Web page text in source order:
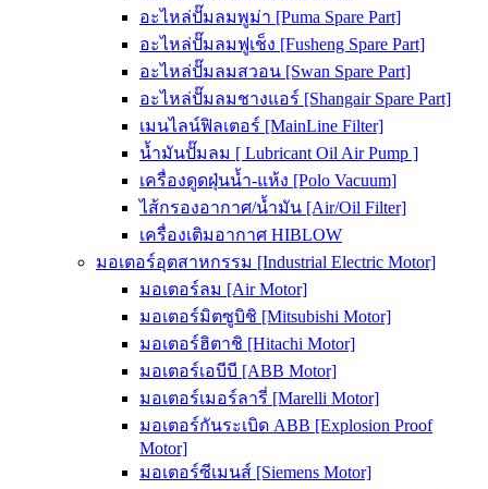
อะไหล่ปั๊มลมพูม่า [Puma Spare Part]
อะไหล่ปั๊มลมฟูเช็ง [Fusheng Spare Part]
อะไหล่ปั๊มลมสวอน [Swan Spare Part]
อะไหล่ปั๊มลมชางแอร์ [Shangair Spare Part]
เมนไลน์ฟิลเตอร์ [MainLine Filter]
น้ำมันปั๊มลม [ Lubricant Oil Air Pump ]
เครื่องดูดฝุ่นน้ำ-แห้ง [Polo Vacuum]
ไส้กรองอากาศ/น้ำมัน [Air/Oil Filter]
เครื่องเติมอากาศ HIBLOW
มอเตอร์อุตสาหกรรม [Industrial Electric Motor]
มอเตอร์ลม [Air Motor]
มอเตอร์มิตซูบิชิ [Mitsubishi Motor]
มอเตอร์ฮิตาชิ [Hitachi Motor]
มอเตอร์เอบีบี [ABB Motor]
มอเตอร์เมอร์ลารี่ [Marelli Motor]
มอเตอร์กันระเบิด ABB [Explosion Proof
Motor]
มอเตอร์ซีเมนส์ [Siemens Motor]